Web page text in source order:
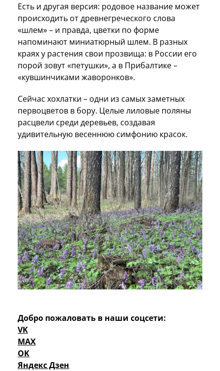
Есть и другая версия: родовое название может
происходить от древнегреческого слова
«шлем» – и правда, цветки по форме
напоминают миниатюрный шлем. В разных
краях у растения свои прозвища: в России его
порой зовут «петушки», а в Прибалтике –
«кувшинчиками жаворонков».
Сейчас хохлатки – одни из самых заметных
первоцветов в бору. Целые лиловые поляны
расцвели среди деревьев, создавая
удивительную весеннюю симфонию красок.
Добро пожаловать в наши соцсети:
VK
MAX
OK
Яндекс Дзен